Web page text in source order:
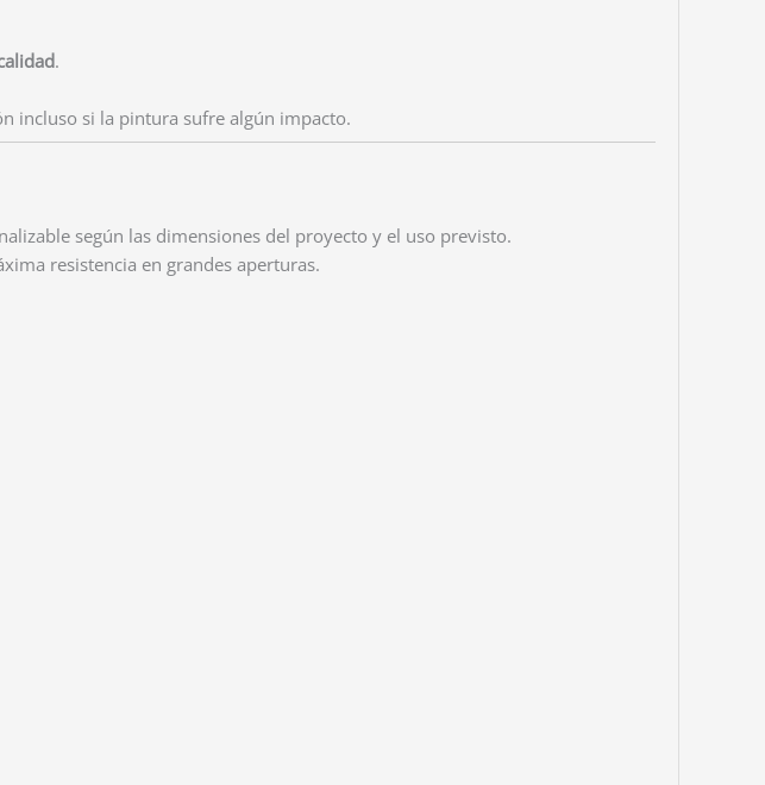
.
incluso si la pintura sufre algún impacto.
según las dimensiones del proyecto y el uso previsto.
resistencia en grandes aperturas.